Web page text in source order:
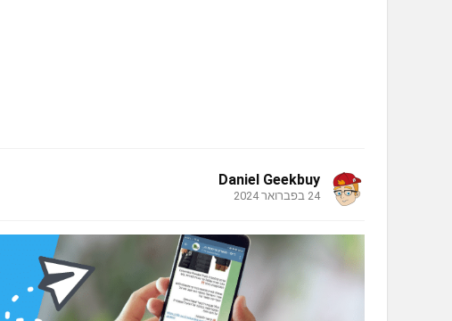
Daniel Geekbuy
24 בפברואר 2024